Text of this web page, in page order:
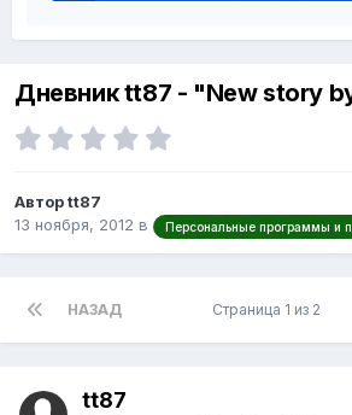
Дневник tt87 - "New story
Автор tt87
13 ноября, 2012 в Персональные программы и
НАЗАД Страница 1 из 2
tt87